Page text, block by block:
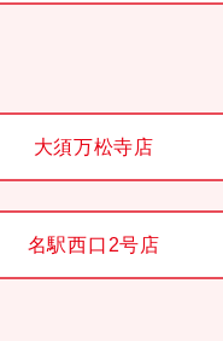
大須万松寺店
名駅西口2号店